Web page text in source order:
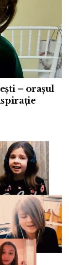
– orașul